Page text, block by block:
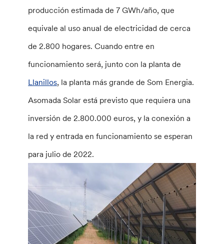
producción estimada de 7 GWh/año, que
equivale al uso anual de electricidad de cerca
de 2.800 hogares. Cuando entre en
funcionamiento será, junto con la planta de
Llanillos, la planta más grande de Som Energia.
Asomada Solar está previsto que requiera una
inversión de 2.800.000 euros, y la conexión a
la red y entrada en funcionamiento se esperan
para julio de 2022.